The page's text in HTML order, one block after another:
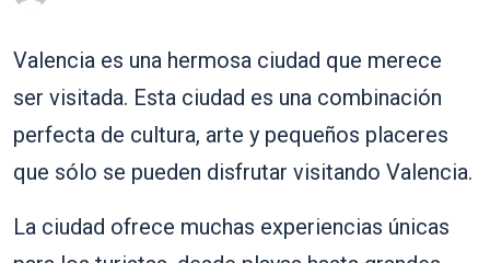
Valencia es una hermosa ciudad que merece
ser visitada. Esta ciudad es una combinación
perfecta de cultura, arte y pequeños placeres
que sólo se pueden disfrutar visitando Valencia.
La ciudad ofrece muchas experiencias únicas